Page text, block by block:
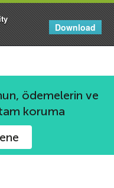
Download
Resmi Blogu
ödemelerin ve
koruma